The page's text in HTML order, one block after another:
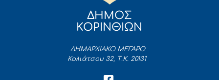
ΔΗΜΟΣ
ΚΟΡΙΝΘΙΩΝ
ΔΗΜΑΡΧΙΑΚΟ ΜΕΓΑΡΟ
Κολιάτσου 32, Τ.Κ. 20131